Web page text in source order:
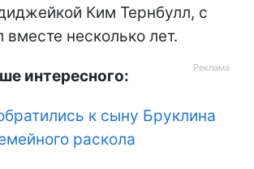
Ким Тернбулл, с
вместе несколько лет.
интересного:
к сыну Бруклина
раскола